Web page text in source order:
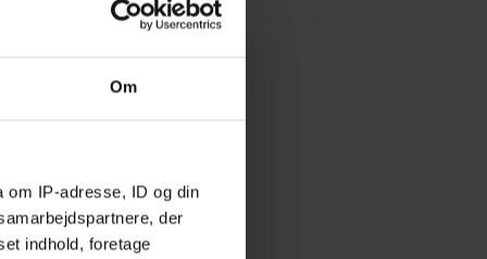
Om
om IP-adresse, ID og din
der
indhold, foretage